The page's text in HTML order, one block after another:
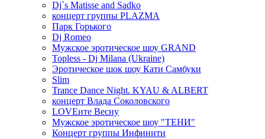
Dj`s Matisse and Sadko
концерт группы PLAZMA
Парк Горького
Dj Romeo
Мужское эротическое шоу GRAND
Topless - Dj Milana (Ukraine)
Эротическое шок шоу Кати Самбуки
Slim
Trance Dance Night. KYAU & ALBERT
концерт Влада Соколовского
LOVEите Весну
Мужское эротическое шоу "ТЕНИ"
Концерт группы Инфинити